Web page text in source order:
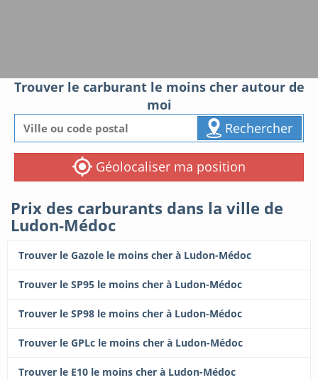
Trouver le carburant le moins cher autour de
moi
Rechercher
Géolocaliser ma position
Prix des carburants dans la ville de
Ludon-Médoc
Trouver le Gazole le moins cher à Ludon-Médoc
Trouver le SP95 le moins cher à Ludon-Médoc
Trouver le SP98 le moins cher à Ludon-Médoc
Trouver le GPLc le moins cher à Ludon-Médoc
Trouver le E10 le moins cher à Ludon-Médoc